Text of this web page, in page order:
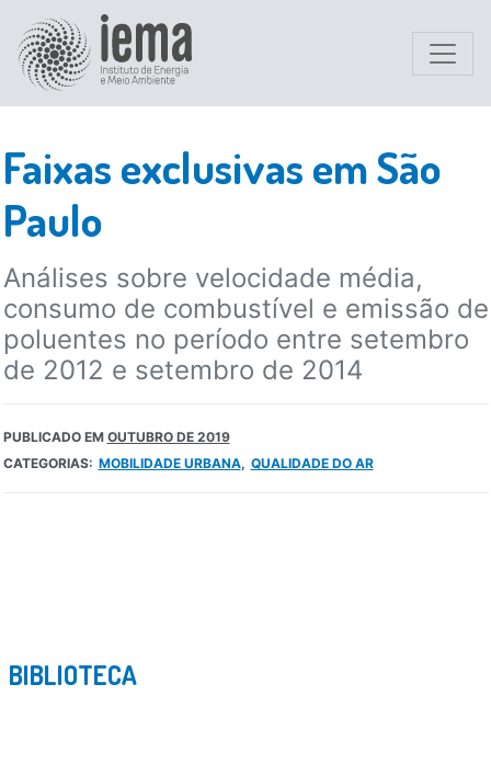
Faixas exclusivas em São
Paulo
Análises sobre velocidade média,
consumo de combustível e emissão de
poluentes no período entre setembro
de 2012 e setembro de 2014
PUBLICADO EM OUTUBRO DE 2019
CATEGORIAS: MOBILIDADE URBANA QUALIDADE DO AR
BIBLIOTECA